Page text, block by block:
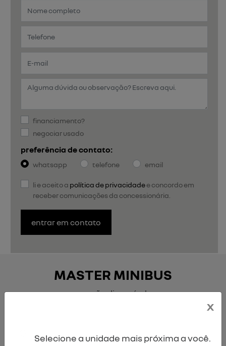
financiamento?
negociar usado
preferência de contato:
whatsapp telefone email
li e aceito a política de privacidadee concordo em
receber comunicações da concessionária.
entrar em contato
MASTER MINIBUS
versão disponível
x
Selecione a unidade mais próxima a você.